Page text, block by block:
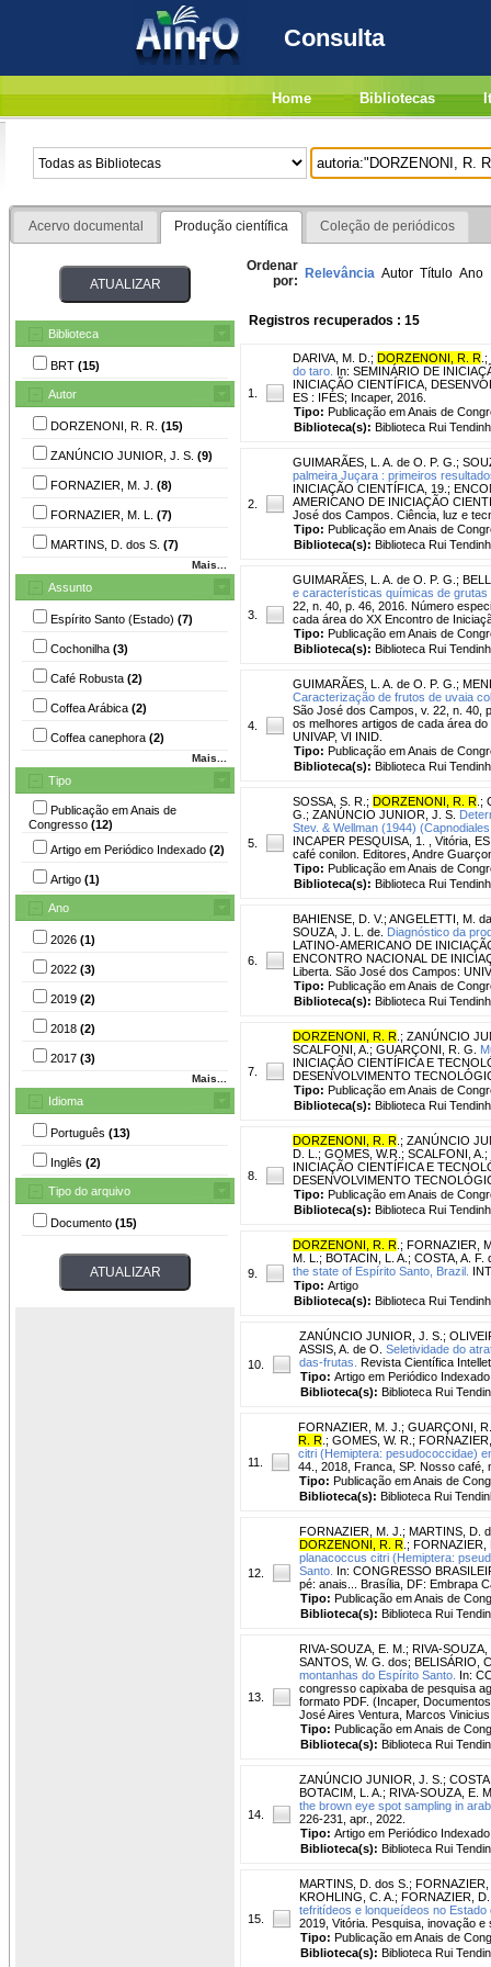
Consulta
Home Bibliotecas
Acervo documental Produção científica Coleção de periódicos
Biblioteca
BRT (15)
Autor
DORZENONI, R. R. (15)
ZANÚNCIO JUNIOR, J. S. (9)
FORNAZIER, M. J. (8)
FORNAZIER, M. L. (7)
MARTINS, D. dos S. (7)
Mais...
Assunto
Espírito Santo (Estado) (7)
Cochonilha (3)
Café Robusta (2)
Coffea Arábica (2)
Coffea canephora (2)
Mais...
Tipo
Publicação em Anais de
Congresso (12)
Artigo em Periódico Indexado (2)
Artigo (1)
Ano
2026 (1)
2022 (3)
2019 (2)
2018 (2)
2017 (3)
Mais...
Idioma
Português (13)
Inglês (2)
Tipo do arquivo
Documento (15)
Ordenar
por: Relevância Autor Título Ano
Registros recuperados : 15
1.
DARIVA, M. D. ; DORZENONI, R. R ;
do taro. In: SEMINÁRIO DE
INICIAÇÃO CIENTÍFICA,
ES : IFES; Incaper, 2016.
Tipo: Publicação em Anais de
Biblioteca(s): Biblioteca Rui
2.
GUIMARÃES, L. A. de O. P. G. ;
palmeira Juçara : primeiros
INICIAÇÃO CIENTÍFICA, 19.;
AMERICANO DE INICIAÇÃO
José dos Campos. Ciência, luz e
Tipo: Publicação em Anais de
Biblioteca(s): Biblioteca Rui
3.
GUIMARÃES, L. A. de O. P. G. ;
e características químicas de
22, n. 40, p. 46, 2016. Número
cada área do XX Encontro de
Tipo: Publicação em Anais de
Biblioteca(s): Biblioteca Rui
4.
GUIMARÃES, L. A. de O. P. G. ;
Caracterização de frutos de uvaia
São José dos Campos, v. 22, n. 40,
os melhores artigos de cada área
UNIVAP, VI INID.
Tipo: Publicação em Anais de
Biblioteca(s): Biblioteca Rui
5.
SOSSA, S. R. ; DORZENONI, R. R ;
G. ; ZANÚNCIO JUNIOR, J. S.
Stev. & Wellman (1944)
INCAPER PESQUISA, 1. , Vitória,
café conilon. Editores, Andre
Tipo: Publicação em Anais de
Biblioteca(s): Biblioteca Rui
6.
BAHIENSE, D. V.; ANGELETTI, M.
SOUZA, J. L. de. Diagnóstico da
LATINO-AMERICANO DE
ENCONTRO NACIONAL DE
Liberta. São José dos Campos:
Tipo: Publicação em Anais de
Biblioteca(s): Biblioteca Rui
7.
DORZENONI, R. R ; ZANÚNCIO
SCALFONI, A. ; GUARÇONI, R. G.
INICIAÇÃO CIENTÍFICA E
DESENVOLVIMENTO
Tipo: Publicação em Anais de
Biblioteca(s): Biblioteca Rui
8.
DORZENONI, R. R ; ZANÚNCIO
D. L. ; GOMES, W.R. ; SCALFONI, A. ;
INICIAÇÃO CIENTÍFICA E
DESENVOLVIMENTO
Tipo: Publicação em Anais de
Biblioteca(s): Biblioteca Rui
9.
DORZENONI, R. R ; FORNAZIER,
M. L. ; BOTACIN, L. A. ; COSTA, A. F.
the state of Espírito Santo, Brazil.
Tipo: Artigo
Biblioteca(s): Biblioteca Rui
10.
ZANÚNCIO JUNIOR, J. S. ;
ASSIS, A. de O. Seletividade do
das-frutas. Revista Científica
Tipo: Artigo em Periódico Indexado
Biblioteca(s): Biblioteca Rui
11.
FORNAZIER, M. J. ; GUARÇONI,
R. R ; GOMES, W. R. ;
citri (Hemiptera: pesudococcidae)
44., 2018, Franca, SP. Nosso café,
Tipo: Publicação em Anais de
Biblioteca(s): Biblioteca Rui
12.
FORNAZIER, M. J. ; MARTINS, D.
DORZENONI, R. R ; FORNAZIER,
planacoccus citri (Hemiptera:
Santo. In: CONGRESSO
pé: anais... Brasília, DF: Embrapa
Tipo: Publicação em Anais de
Biblioteca(s): Biblioteca Rui
13.
RIVA-SOUZA, E. M. ; RIVA-SOUZA,
SANTOS, W. G. dos; BELISÁRIO,
montanhas do Espírito Santo. In:
congresso capixaba de pesquisa
formato PDF. (Incaper,
José Aires Ventura, Marcos
Tipo: Publicação em Anais de
Biblioteca(s): Biblioteca Rui
14.
ZANÚNCIO JUNIOR, J. S. ;
BOTACIM, L. A. ; RIVA-SOUZA, E.
the brown eye spot sampling in
226-231, apr., 2022.
Tipo: Artigo em Periódico Indexado
Biblioteca(s): Biblioteca Rui
15.
MARTINS, D. dos S. ;
KROHLING, C. A. ; FORNAZIER,
tefritídeos e lonqueídeos no Estado
2019, Vitória. Pesquisa, inovação
Tipo: Publicação em Anais de
Biblioteca(s): Biblioteca Rui